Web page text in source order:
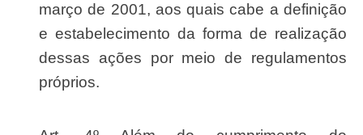
março de 2001, aos quais cabe a definição
e estabelecimento da forma de realização
dessas ações por meio de regulamentos
próprios.